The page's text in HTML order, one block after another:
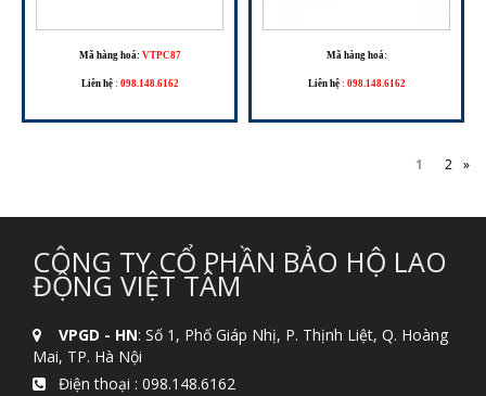
Mã hàng hoá: VTPC87
Liên hệ : 098.148.6162
Mã hàng hoá:
Liên hệ : 098.148.6162
1 2 »
CÔNG TY CỔ PHẦN BẢO HỘ LAO
ĐỘNG VIỆT TÂM
VPGD - HN: Số 1, Phố Giáp Nhị, P. Thịnh Liệt, Q. Hoàng
Mai, TP. Hà Nội
Điện thoại : 098.148.6162